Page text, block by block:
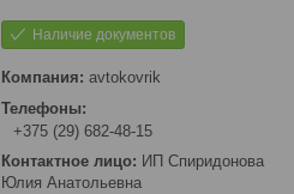
Наличие документов
avtokovrik
+375 (29) 682-48-15
ИП Спиридонова
Юлия Анатольевна